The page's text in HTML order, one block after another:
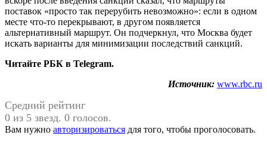
поставок «просто так перерубить невозможно»: если в одном
месте что-то перекрывают, в другом появляется
альтернативный маршрут. Он подчеркнул, что Москва будет
искать варианты для минимизации последствий санкций.
Читайте РБК в Telegram.
Источник: www.rbc.ru
Средний рейтинг
0 из 5 звезд. 0 голосов.
Вам нужно авторизироваться для того, чтобы проголосовать.